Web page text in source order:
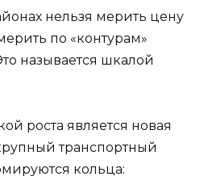
нельзя мерить цену
по «контурам»
называется шкалой
роста является новая
транспортный
кольца: